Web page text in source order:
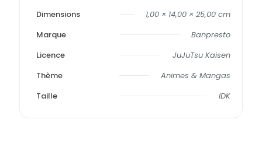
Dimensions
1,00 × 14,00 × 25,00 cm
Marque
Banpresto
Licence
JuJuTsu Kaisen
Thème
Animes & Mangas
Taille
IDK